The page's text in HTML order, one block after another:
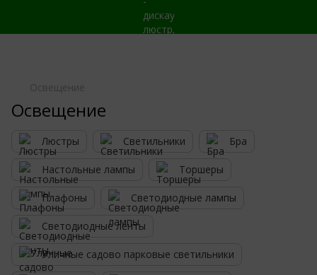
Освещение
Освещение
Люстры Светильники Бра
Настольные лампы Торшеры
Плафоны Светодиодные лампы
Светодиодные ленты
Уличные садово парковые светильники